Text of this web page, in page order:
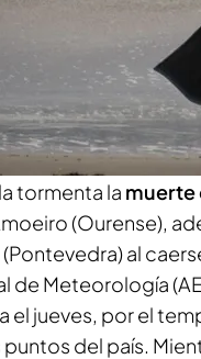
de la borrasca
nevadas y
más
de más de 150
árboles
tormenta la muerte
(Ourense),
al
de Meteorología
el jueves, por el
puntos del país.